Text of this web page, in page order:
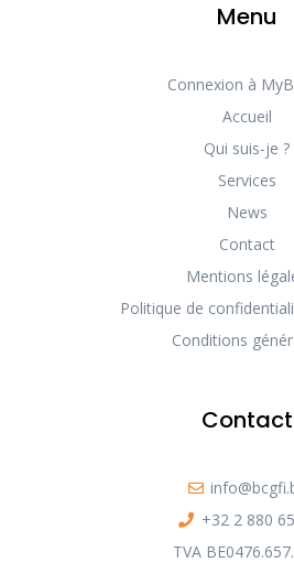
Menu
Connexion à
Accueil
Qui suis-je ?
Services
News
Contact
Mentions
Politique de
Conditions
Contact
+32 2 880
TVA